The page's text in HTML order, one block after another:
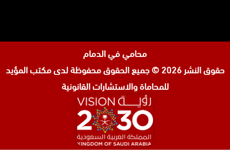
محامي في الدمام
حقوق النشر 2026 © جميع الحقوق محفوظة لدى
مكتب المؤيد
للمحاماة والاستشارات القانونية